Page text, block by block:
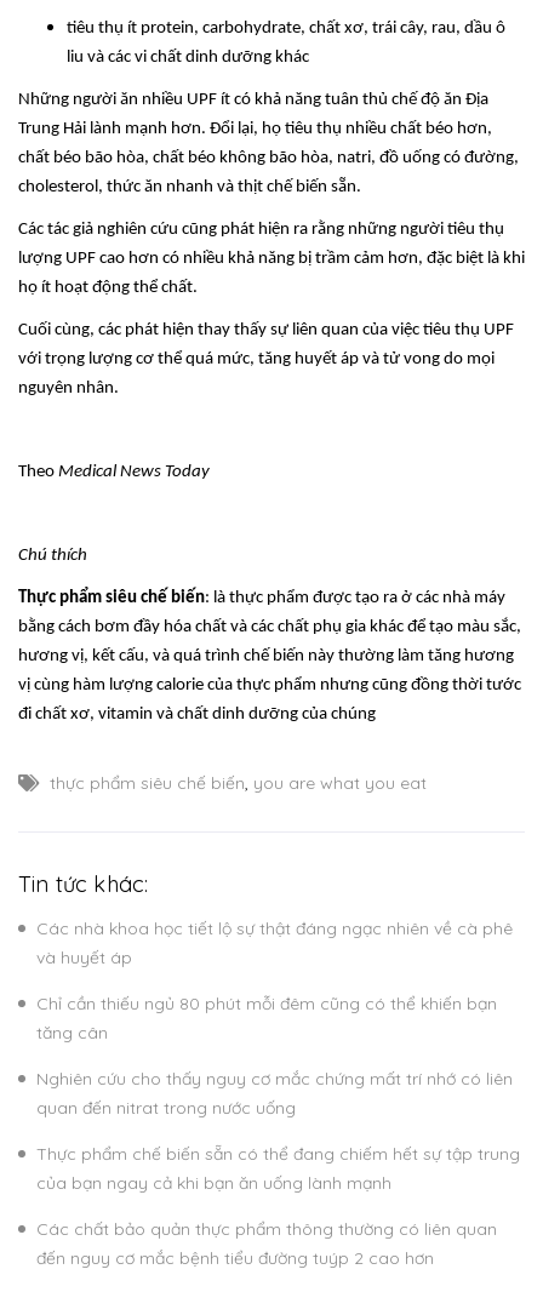
tiêu thụ ít protein, carbohydrate, chất xơ, trái cây, rau, dầu ô
liu và các vi chất dinh dưỡng khác
Những người ăn nhiều UPF ít có khả năng tuân thủ chế độ ăn Địa
Trung Hải lành mạnh hơn. Đổi lại, họ tiêu thụ nhiều chất béo hơn,
chất béo bão hòa, chất béo không bão hòa, natri, đồ uống có đường,
cholesterol, thức ăn nhanh và thịt chế biến sẵn.
Các tác giả nghiên cứu cũng phát hiện ra rằng những người tiêu thụ
lượng UPF cao hơn có nhiều khả năng bị trầm cảm hơn, đặc biệt là khi
họ ít hoạt động thể chất.
Cuối cùng, các phát hiện thay thấy sự liên quan của việc tiêu thụ UPF
với trọng lượng cơ thể quá mức, tăng huyết áp và tử vong do mọi
nguyên nhân.
Theo Medical News Today
Chú thích
Thực phẩm siêu chế biến: là thực phẩm được tạo ra ở các nhà máy
bằng cách bơm đầy hóa chất và các chất phụ gia khác để tạo màu sắc,
hương vị, kết cấu, và quá trình chế biến này thường làm tăng hương
vị cùng hàm lượng calorie của thực phẩm nhưng cũng đồng thời tước
đi chất xơ, vitamin và chất dinh dưỡng của chúng
thực phẩm siêu chế biến, you are what you eat
Tin tức khác:
Các nhà khoa học tiết lộ sự thật đáng ngạc nhiên về cà phê
và huyết áp
Chỉ cần thiếu ngủ 80 phút mỗi đêm cũng có thể khiến bạn
tăng cân
Nghiên cứu cho thấy nguy cơ mắc chứng mất trí nhớ có liên
quan đến nitrat trong nước uống
Thực phẩm chế biến sẵn có thể đang chiếm hết sự tập trung
của bạn ngay cả khi bạn ăn uống lành mạnh
Các chất bảo quản thực phẩm thông thường có liên quan
đến nguy cơ mắc bệnh tiểu đường tuýp 2 cao hơn